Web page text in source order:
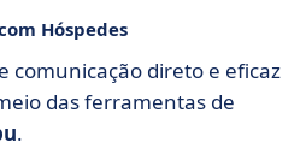
Hóspedes
comunicação direto e eficaz
das ferramentas de
.